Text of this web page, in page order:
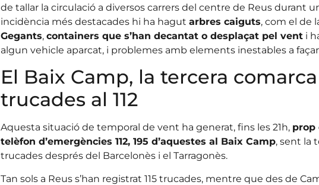
de tallar la circulació a diversos carrers del centre de Reus durant
incidència més destacades hi ha hagut arbres caiguts, com el de
Gegants, containers que s’han decantat o desplaçat pel venti
algun vehicle aparcat, i problemes amb elements inestables a
El Baix Camp, la tercera
trucades al 112
Aquesta situació de temporal de vent ha generat, fins les 21h, prop
telèfon d’emergències 112, 195 d’aquestes al Baix Camp, sent la
trucades després del Barcelonès i el Tarragonès.
Tan sols a Reus s’han registrat 115 trucades, mentre que des de